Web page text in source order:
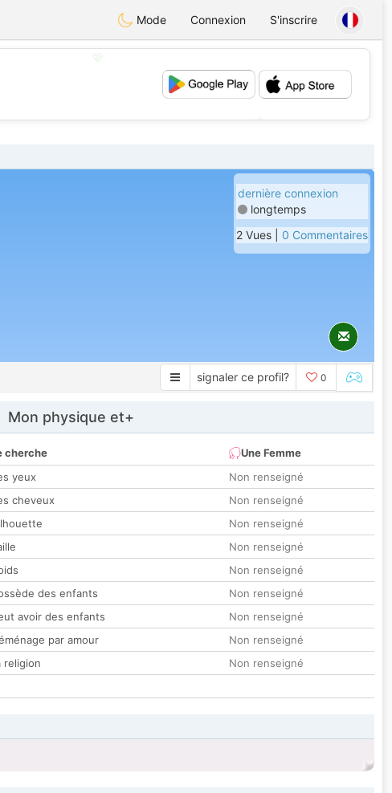
Mode Connexion S'inscrire
💕
dernière connexion
longtemps
2 Vues | 0 Commentaires
signaler ce profil? 0
Mon physique et+
cherche
Une Femme
yeux
Non renseigné
cheveux
Non renseigné
Non renseigné
Non renseigné
Non renseigné
des enfants
Non renseigné
avoir des enfants
Non renseigné
par amour
Non renseigné
religion
Non renseigné